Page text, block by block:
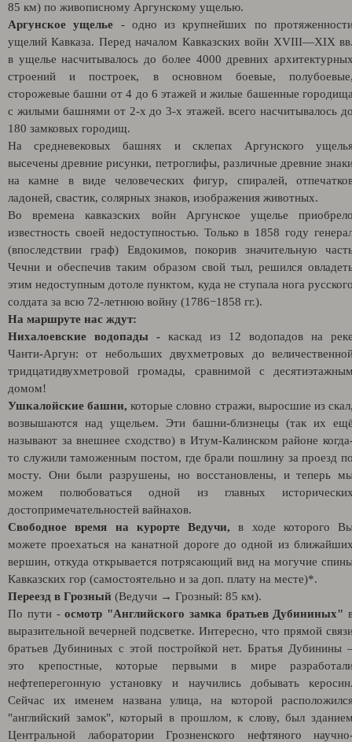
85 км) по живописному Аргунскому ущелью.
Аргунское ущелье - одно из крупнейших по
ущелий Кавказа. Перед началом Кавказских войн XVIII—XIX
в ущелье насчитывалось до более 4000 древних
строений и построек, в основном боевые,
сторожевые башни от 4 до 6 этажей и жилые башенные
с жилыми башнями от 2-х до 3-х этажей. всего насчитывалось
180 замковых городищ.
На средневековых башнях и склепах Аргунского
высечены древние рисунки, петроглифы, различные древние
на камне в виде человеческих фигур, спиралей,
ладоней, свастик, солярных знаков, изображения животных.
Во времена кавказских войн Аргунское ущелье
известность своей недоступностью. Только в 1858 году
(впоследствии граф) Евдокимов, покорив значительную
Чечни и обеспечив таким образом свой тыл, решился
этим недоступным дотоле пунктом, куда не ступала нога
солдата за всю 72-летнюю войну (1786−1858 гг.).
На маршруте нас ждут:
Нихалоевские водопады - каскад из 12 водопадов на
Чанти-Аргун: от небольших двухметровых до
тридцатидвухметровой громады, сравнимой с
домом!
Ушкалойские башни,которые словно стражи, выросшие из
возвышаются над ущельем. Эти башни-близнецы (так их
называют за внешнее сходство) в Итум-Калинском районе
то служили таможенным постом, где брали пошлину за проезд
мосту. Они были разрушены, но восстановлены, и теперь
можем полюбоваться одной из главных
достопримечательностей вайнахов.
Свободное время на курорте Ведучи,в ходе которого
можете проехаться на канатной дороге до одной из
вершин, откуда открывается потрясающий вид на могучие
Кавказских гор (самостоятельно и за доп. плату на месте)*.
Переезд в Грозный (Ведучи → Грозный: 85 км).
По пути - осмотр "Английского замка братьев Дубининых"
выразительной вечерней подсветке. Интересно, что прямой
братьев Дубининых с этой постройкой нет. Братья Дубинины
это крепостные, которые первыми в мире
нефтеперегонную установку и научились добывать
Сейчас их именем названа улица, на которой
"английский замок", который в прошлом, к слову, был
Центральной лаборатории Грозненского нефтяного